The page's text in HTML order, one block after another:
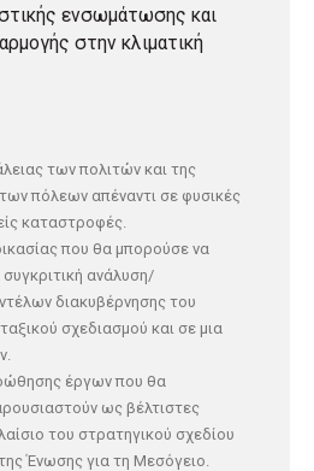
ενσωμάτωσης και
στην κλιματική
των πολιτών και της
πόλεων απέναντι σε φυσικές
καταστροφές.
που θα μπορούσε να
συγκριτική ανάλυση/
διακυβέρνησης του
σχεδιασμού και σε μια
έργων που θα
ως βέλτιστες
του στρατηγικού σχεδίου
Ένωσης για τη Μεσόγειο.